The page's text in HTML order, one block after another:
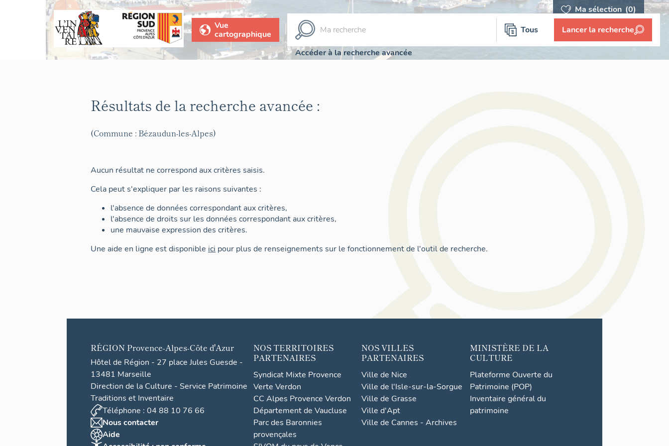
Ma sélection (0)
Vue
cartographique
Tous Lancer la recherche
Accéder à la recherche avancée
Résultats de la recherche avancée :
(Commune : Bézaudun-les-Alpes)
Aucun résultat ne correspond aux critères saisis.
Cela peut s'expliquer par les raisons suivantes :
l'absence de données correspondant aux critères,
l'absence de droits sur les données correspondant aux critères,
une mauvaise expression des critères.
Une aide en ligne est disponible ici pour plus de renseignements sur le fonctionnement de l'outil de recherche.
RÉGION Provence-Alpes-Côte d'Azur
Hôtel de Région - 27 place Jules Guesde -
13481 Marseille
Direction de la Culture - Service Patrimoine
Traditions et Inventaire
Téléphone : 04 88 10 76 66
Nous contacter
Aide
NOS TERRITOIRES
PARTENAIRES
Syndicat Mixte Provence
Verte Verdon
CC Alpes Provence Verdon
Département de Vaucluse
Parc des Baronnies
provençales
NOS VILLES
PARTENAIRES
Ville de Nice
Ville de l'Isle-sur-la-Sorgue
Ville de Grasse
Ville d'Apt
Ville de Cannes - Archives
MINISTÈRE DE LA
CULTURE
Plateforme Ouverte du
Patrimoine (POP)
Inventaire général du
patrimoine